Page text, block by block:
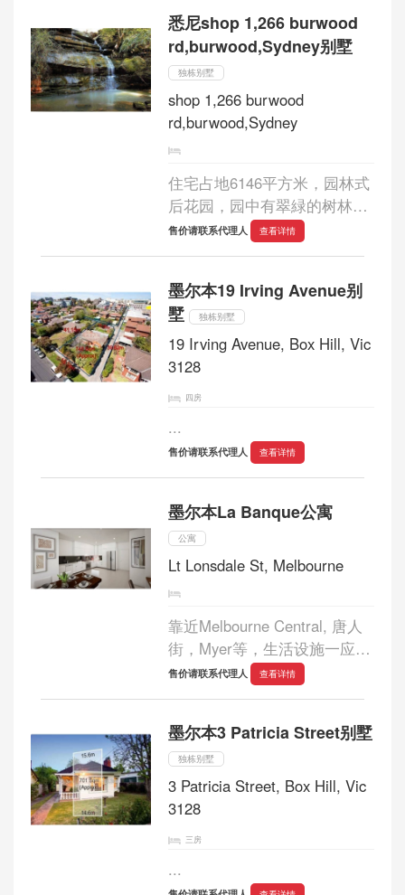
BUNDOORA 只要$680,000...
悉尼shop 1,266 burwood
rd,burwood,Sydney别墅
独栋别墅
shop 1,266 burwood
rd,burwood,Sydney
住宅占地6146平方米，园林式
后花园，园中有翠緑的树林，
飞溅的天然瀑布，缓缓流淌的
溪流，各异的石山，美丽的江
大的地皮面积在Sutherland区
现在只有这...
售价请联系代理人 查看详情
墨尔本19 Irving Avenue别
墅
独栋别墅
19 Irving Avenue, Box Hill, Vic
3128
四房
...
售价请联系代理人 查看详情
墨尔本La Banque公寓
公寓
Lt Lonsdale St, Melbourne
靠近Melbourne Central, 唐人
街，Myer等，生活设施一应俱
全。 房屋内可望见
朝北，阳光充足。...
售价请联系代理人 查看详情
墨尔本3 Patricia Street别墅
独栋别墅
3 Patricia Street, Box Hill, Vic
3128
三房
...